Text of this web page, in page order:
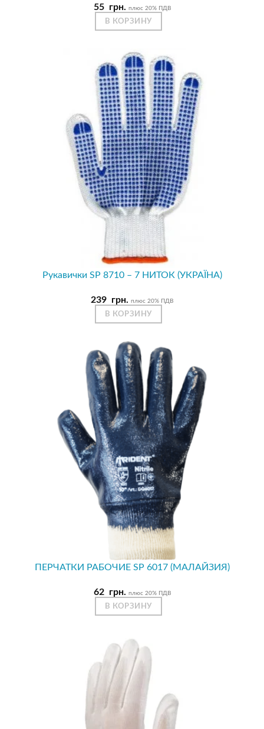
55 грн. плюс 20% ПДВ
В КОРЗИНУ
Рукавички SP 8710 – 7 НИТОК (УКРАЇНА)
239 грн. плюс 20% ПДВ
В КОРЗИНУ
ПЕРЧАТКИ РАБОЧИЕ SP 6017 (МАЛАЙЗИЯ)
62 грн. плюс 20% ПДВ
В КОРЗИНУ